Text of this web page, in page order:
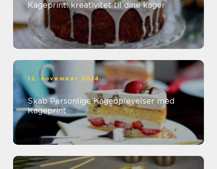
Kageprint: kreativitet til dine kager
12. november 2024
Skab Personlige Kageoplevelser med
Kageprint